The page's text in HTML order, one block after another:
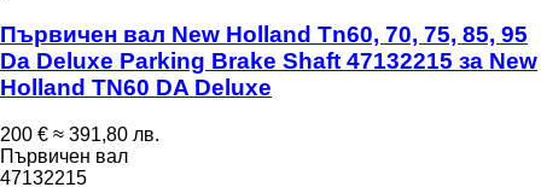
Първичен вал New Holland Tn60, 70, 75, 85, 95
Da Deluxe Parking Brake Shaft 47132215 за New
Holland TN60 DA Deluxe
200 € ≈ 391,80 лв.
Първичен вал
47132215